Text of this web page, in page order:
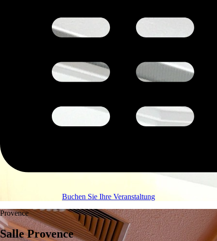
Buchen Sie Ihre Veranstaltung
Provence
Salle Provence